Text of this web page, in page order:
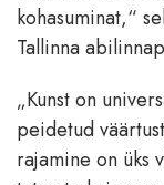
kohasuminat,“
Tallinna
„Kunst on
peidetud
rajamine on üks